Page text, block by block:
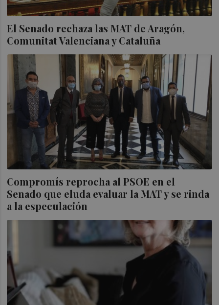
El Senado rechaza las MAT de Aragón,
Comunitat Valenciana y Cataluña
Compromís reprocha al PSOE en el
Senado que eluda evaluar la MAT y se rinda
a la especulación